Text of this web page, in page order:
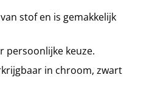
stof en is gemakkelijk
persoonlijke keuze.
in chroom, zwart